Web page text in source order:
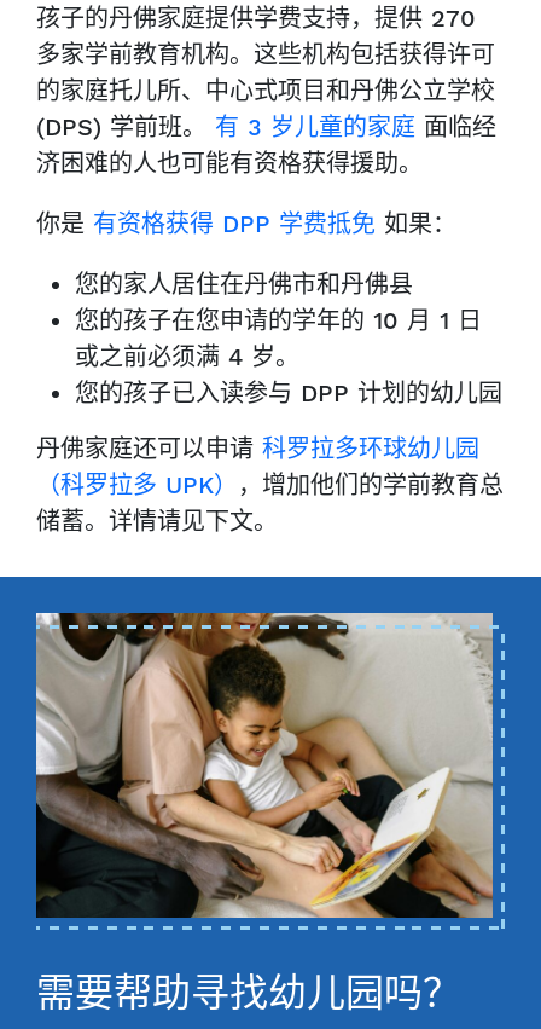
孩子的丹佛家庭提供学费支持，提供 270
多家学前教育机构。这些机构包括获得许可
的家庭托儿所、中心式项目和丹佛公立学校
(DPS) 学前班。 有 3 岁儿童的家庭 面临经
济困难的人也可能有资格获得援助。
你是 有资格获得 DPP 学费抵免 如果：
您的家人居住在丹佛市和丹佛县
您的孩子在您申请的学年的 10 月 1 日
或之前必须满 4 岁。
您的孩子已入读参与 DPP 计划的幼儿园
丹佛家庭还可以申请 科罗拉多环球幼儿园
（科罗拉多 UPK）
，增加他们的学前教育总
储蓄。详情请见下文。
需要帮助寻找幼儿园吗？